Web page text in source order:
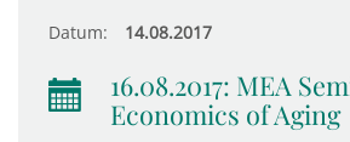
Datum: 14.08.2017
16.08.2017: MEA
Economics of Aging